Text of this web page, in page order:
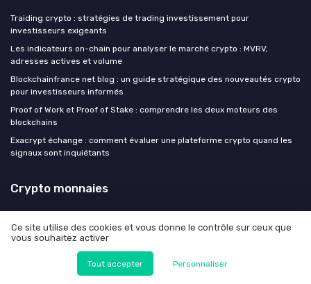
Traiding crypto : stratégies de trading investissement pour
investisseurs exigeants
Les indicateurs on-chain pour analyser le marché crypto : MVRV,
adresses actives et volume
Blockchainfrance net blog : un guide stratégique des nouveautés crypto
pour investisseurs informés
Proof of Work et Proof of Stake : comprendre les deux moteurs des
blockchains
Exacrypt échange : comment évaluer une plateforme crypto quand les
signaux sont inquiétants
Crypto monnaies
Politique de confidentialité
© Crypto monnaies 2026
Ce site utilise des cookies et vous donne le contrôle sur ceux que
vous souhaitez activer
Tout accepter Personnaliser